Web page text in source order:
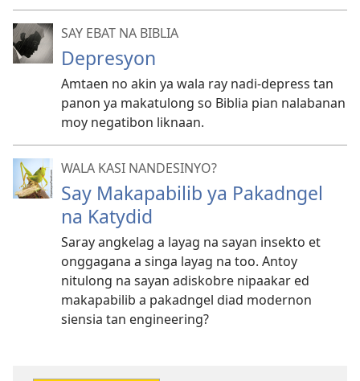
SAY EBAT NA BIBLIA
Depresyon
Amtaen no akin ya wala ray nadi-depress tan
panon ya makatulong so Biblia pian nalabanan
moy negatibon liknaan.
WALA KASI NANDESINYO?
Say Makapabilib ya Pakadngel
na Katydid
Saray angkelag a layag na sayan insekto et
onggagana a singa layag na too. Antoy
nitulong na sayan adiskobre nipaakar ed
makapabilib a pakadngel diad modernon
siensia tan engineering?